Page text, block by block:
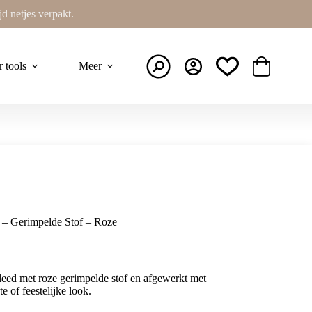
netjes verpakt.
tools Meer Winkelwagen
Gerimpelde Stof – Roze
met roze gerimpelde stof en afgewerkt met
of feestelijke look.